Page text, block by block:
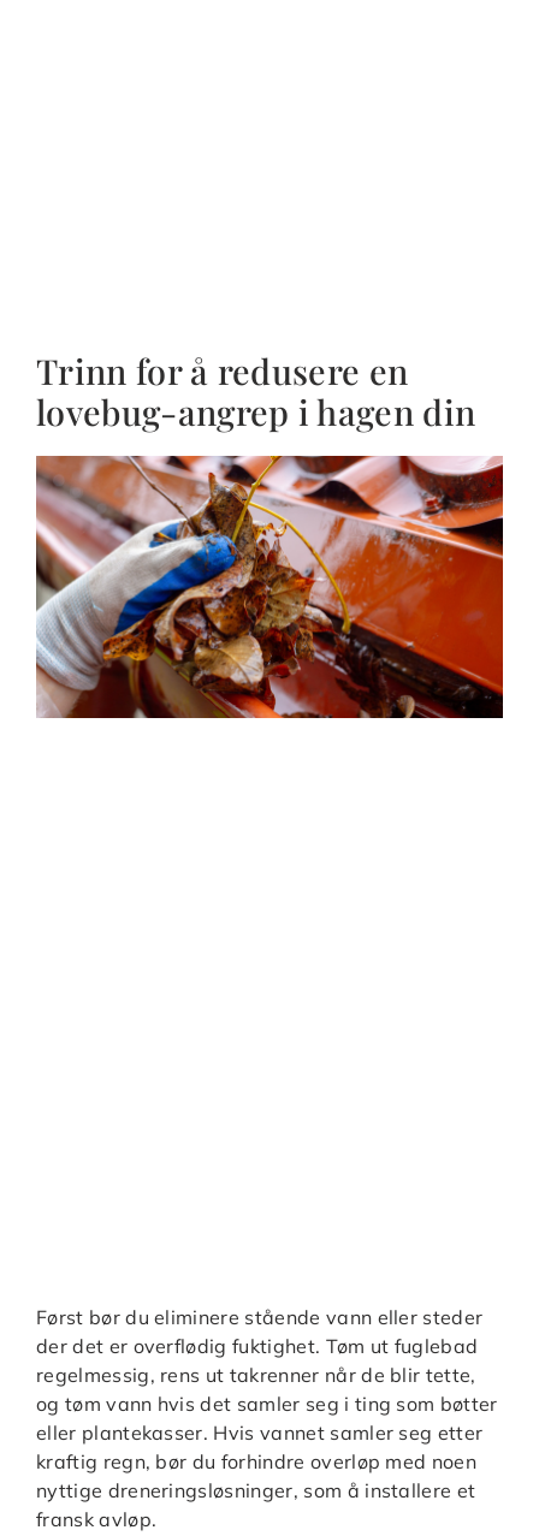
Trinn for å redusere en
lovebug-angrep i hagen din
Først bør du eliminere stående vann eller steder
der det er overflødig fuktighet. Tøm ut fuglebad
regelmessig, rens ut takrenner når de blir tette,
og tøm vann hvis det samler seg i ting som bøtter
eller plantekasser. Hvis vannet samler seg etter
kraftig regn, bør du forhindre overløp med noen
nyttige dreneringsløsninger, som å installere et
fransk avløp.